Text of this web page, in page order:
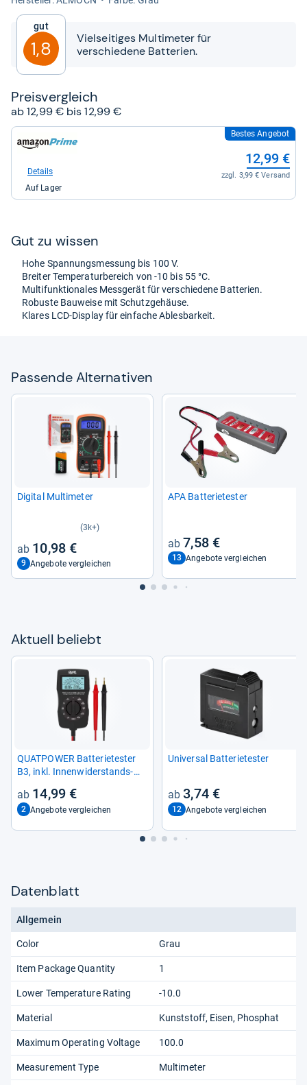
von
SternenGut
1,8
Vielseitiges Multimeter für
verschiedene Batterien.
Preis­ver­gleich
ab 12,99 € bis 12,99 €
Shop:
Amazon.de
12,99
kaufen.
Bestes Angebot
12,99 €
zzgl. 3,99 € Versand
Details
Auf Lager
Gut zu wis­sen
Hohe Span­nungs­mes­sung bis 100 V.
Brei­ter Tem­pe­ra­tur­be­reich von -​10 bis 55 °C.
Mul­ti­funk­tio­na­les Mess­ge­rät für ver­schie­dene Bat­te­rien.
Robuste Bau­weise mit Schutz­ge­häuse.
Kla­res LCD-​Dis­play für ein­fa­che Ables­bar­keit.
Pas­sende Alter­na­ti­ven
Digi­tal Mul­ti­me­ter
(3k+)
10,98 €
9 Angebote vergleichen
APA Bat­te­rie­tes­ter
7,58 €
13 Angebote vergleichen
Aktu­ell beliebt
QUAT­POWER Bat­te­rie­tes­ter
B3, inkl. Innen­wi­der­stands­
14,99 €
2 Angebote vergleichen
Uni­ver­sal Bat­te­rie­tes­ter
3,74 €
12 Angebote vergleichen
Datenblatt
Allgemein
Color Grau
Item Package Quantity 1
Lower Temperature Rating -10.0
Material Kunststoff, Eisen, Phosphat
Maximum Operating Voltage 100.0
Measurement Type Multimeter